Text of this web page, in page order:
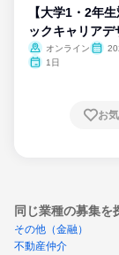
【大学1・2年
ックキャリア
ム
オンライン
1日
お
同じ業種の募集を
その他（金融）
不動産仲介